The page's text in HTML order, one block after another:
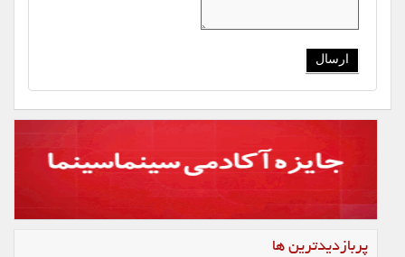
پربازدیدترین ها